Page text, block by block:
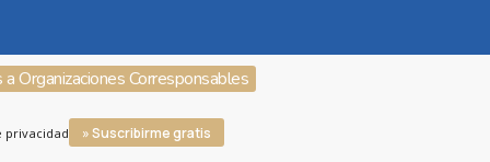
Organizaciones Corresponsables
privacidad » Suscribirme gratis